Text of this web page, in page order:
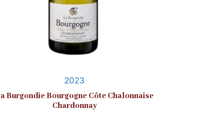
2023
Burgondie Bourgogne Côte Chalonnaise
Chardonnay